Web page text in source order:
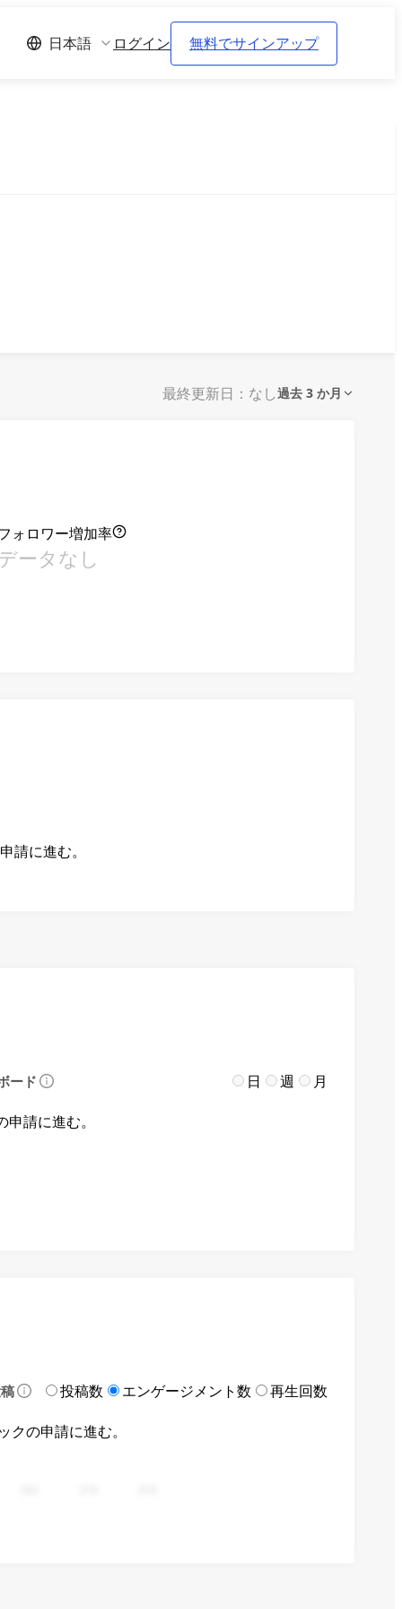
日本語 ログイン 無料でサインアップ
最終更新日：なし過去 3 か月
ォロワー増加率
ータなし
請に進む。
ード 日 週 月
請に進む。
投稿数 エンゲージメント数 再生回数
の申請に進む。